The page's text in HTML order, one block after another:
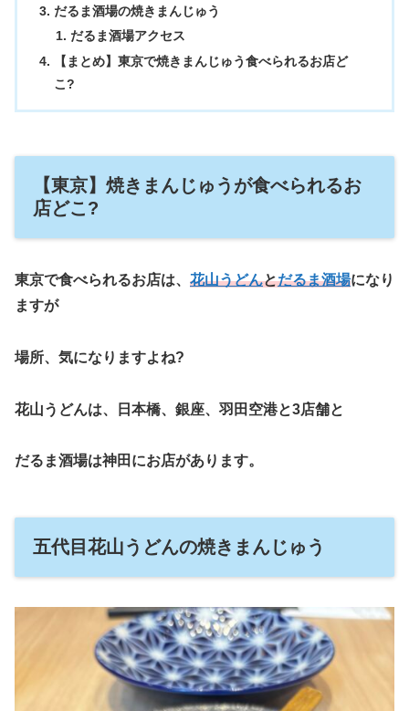
だるま酒場の焼きまんじゅう
だるま酒場アクセス
【まとめ】東京で焼きまんじゅう食べられるお店ど
こ?
【東京】焼きまんじゅうが食べられるお
店どこ?
東京で食べられるお店は、 花山うどんとだるま酒場になり
ますが
場所、気になりますよね?
花山うどんは、日本橋、銀座、羽田空港と3店舗と
だるま酒場は神田にお店があります。
五代目花山うどんの焼きまんじゅう